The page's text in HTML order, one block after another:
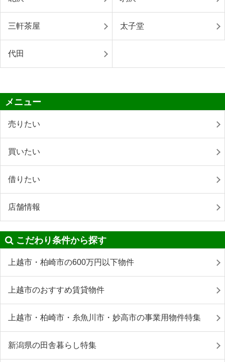
三軒茶屋 太子堂
代田
メニュー
売りたい
買いたい
借りたい
店舗情報
こだわり条件から探す
上越市・柏崎市の600万円以下物件
上越市のおすすめ賃貸物件
上越市・柏崎市・糸魚川市・妙高市の事業用物件特集
新潟県の田舎暮らし特集